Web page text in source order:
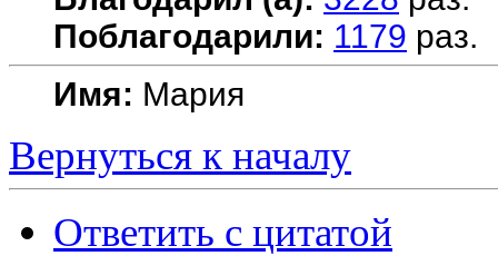
Поблагодарили: 1179 раз.
Имя: Мария
Вернуться к началу
Ответить с цитатой